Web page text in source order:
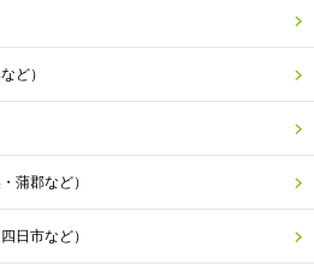
ど）
蒲郡など）
日市など）